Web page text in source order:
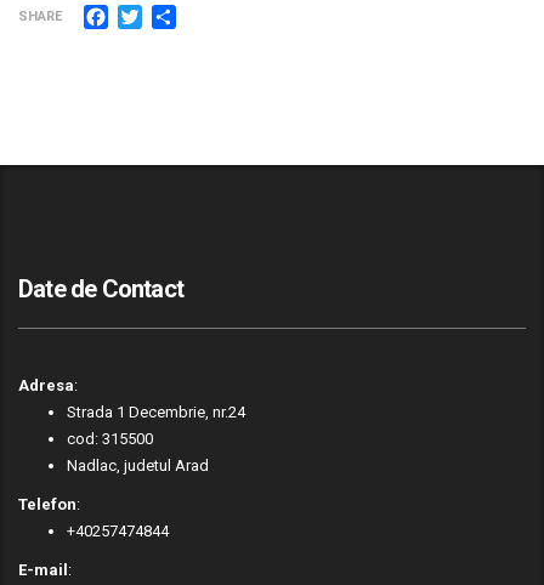
SHARE Facebook
Twitter
Date de Contact
Adresa:
Strada 1 Decembrie, nr.24
cod: 315500
Nadlac, judetul Arad
Telefon:
+40257474844
E-mail: